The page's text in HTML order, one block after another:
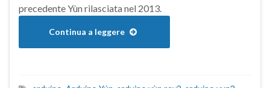
precedente Yùn rilasciata nel 2013.
Continua a leggere